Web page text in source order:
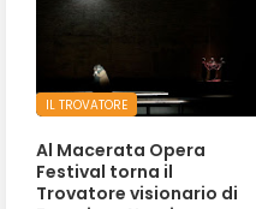
IL TROVATORE
Al Macerata Opera
Festival torna il
Trovatore visionario di